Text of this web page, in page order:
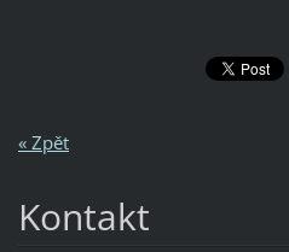
« Zpět
Kontakt